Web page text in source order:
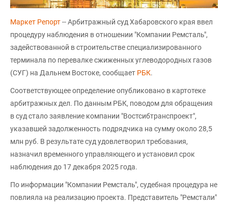
Маркет Репорт-- Арбитражный суд Хабаровского края ввел
процедуру наблюдения в отношении "Компании Ремсталь",
задействованной в строительстве специализированного
терминала по перевалке сжиженных углеводородных газов
(СУГ) на Дальнем Востоке, сообщает РБК.
Соответствующее определение опубликовано в картотеке
арбитражных дел. По данным РБК, поводом для обращения
в суд стало заявление компании "Востсибтранспроект",
указавшей задолженность подрядчика на сумму около 28,5
млн руб. В результате суд удовлетворил требования,
назначил временного управляющего и установил срок
наблюдения до 17 декабря 2025 года.
По информации "Компании Ремсталь", судебная процедура не
повлияла на реализацию проекта. Представитель "Ремстали"